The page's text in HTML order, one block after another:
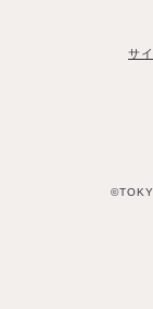
サ